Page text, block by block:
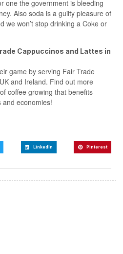
one the government is bleeding
Also soda is a guilty pleasure of
we won’t stop drinking a Coke or
Cappuccinos and Lattes in
game by serving Fair Trade
and Ireland. Find out more
coffee growing that benefits
and economies!
LinkedIn Pinterest